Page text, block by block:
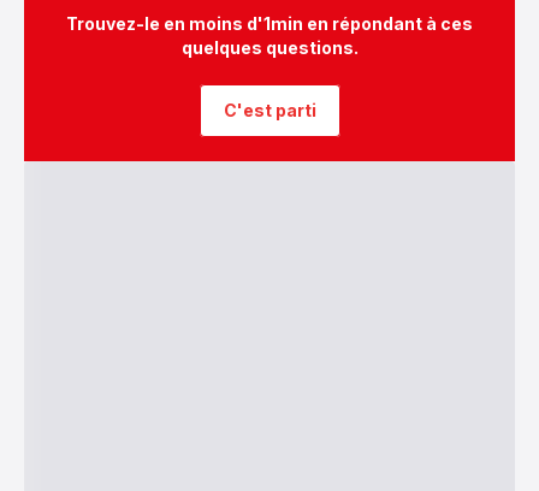
Trouvez-le en moins d'1min en répondant à ces
quelques questions.
C'est parti